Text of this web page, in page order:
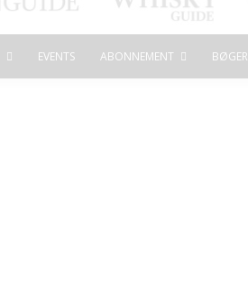
EVENTS ABONNEMENT BØGER